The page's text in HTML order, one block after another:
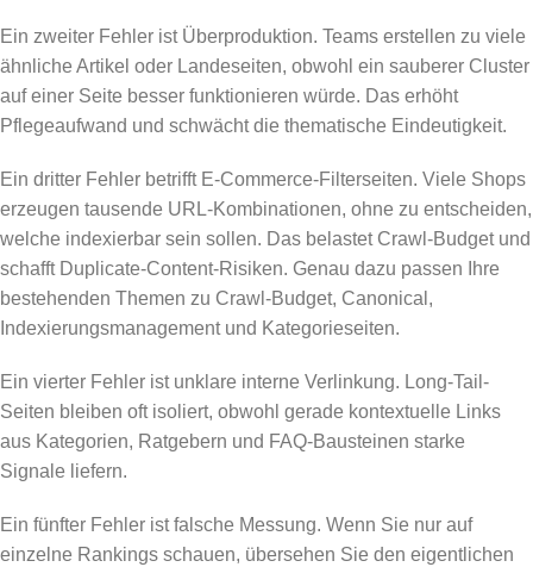
Ein zweiter Fehler ist Überproduktion. Teams erstellen zu viele
ähnliche Artikel oder Landeseiten, obwohl ein sauberer Cluster
auf einer Seite besser funktionieren würde. Das erhöht
Pflegeaufwand und schwächt die thematische Eindeutigkeit.
Ein dritter Fehler betrifft E-Commerce-Filterseiten. Viele Shops
erzeugen tausende URL-Kombinationen, ohne zu entscheiden,
welche indexierbar sein sollen. Das belastet Crawl-Budget und
schafft Duplicate-Content-Risiken. Genau dazu passen Ihre
bestehenden Themen zu Crawl-Budget, Canonical,
Indexierungsmanagement und Kategorieseiten.
Ein vierter Fehler ist unklare interne Verlinkung. Long-Tail-
Seiten bleiben oft isoliert, obwohl gerade kontextuelle Links
aus Kategorien, Ratgebern und FAQ-Bausteinen starke
Signale liefern.
Ein fünfter Fehler ist falsche Messung. Wenn Sie nur auf
einzelne Rankings schauen, übersehen Sie den eigentlichen